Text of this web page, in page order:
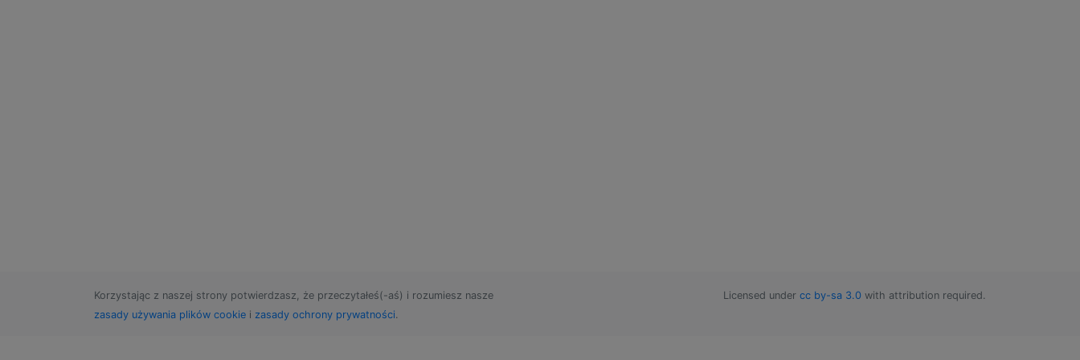
Korzystając z naszej strony potwierdzasz, że przeczytałeś(-aś) i rozumiesz nasze
zasady używania plików cookie i zasady ochrony prywatności.
Licensed under cc by-sa 3.0 with attribution required.